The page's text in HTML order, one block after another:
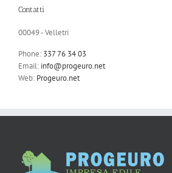
Contatti
00049 - Velletri
Phone: 337 76 34 03
Email: info@progeuro.net
Web: Progeuro.net